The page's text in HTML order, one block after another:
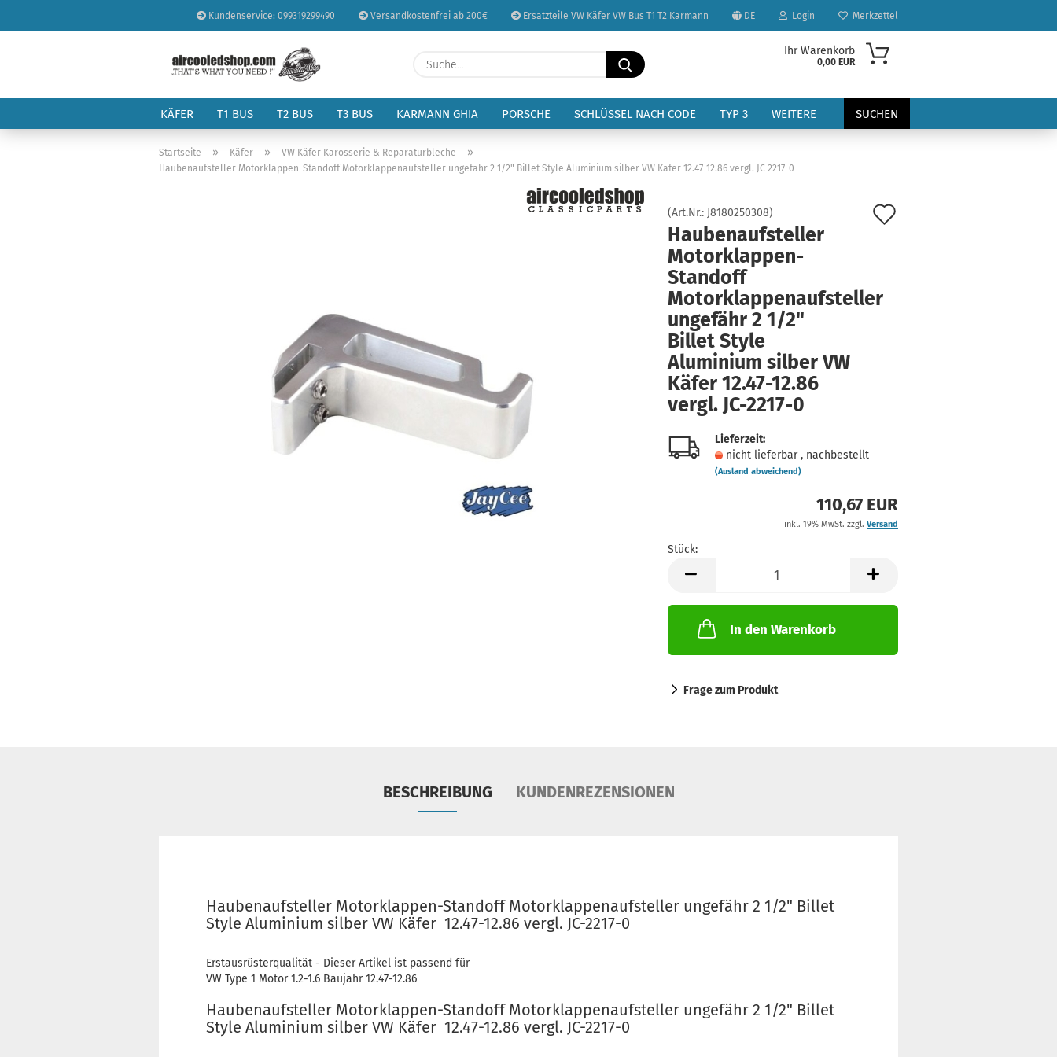
Kundenservice: 099319299490 Versandkostenfrei ab 200€ Ersatzteile VW Käfer VW Bus T1 T2 Karmann DE
Sprache auswählen
Lieferland
Login
Konto erstellen
Passwort vergessen?
Merkzettel
Suche...
Ihr Warenkorb
0,00 EUR
KÄFER T1 BUS T2 BUS T3 BUS KARMANN GHIA PORSCHE SCHLÜSSEL NACH CODE TYP 3 SUCHEN
WEITERE
Startseite » Käfer » VW Käfer Karosserie & Reparaturbleche »
Haubenaufsteller Motorklappen-Standoff Motorklappenaufsteller ungefähr 2 1/2" Billet Style Aluminium silber VW Käfer 12.47-12.86 vergl. JC-2217-0
(Art.Nr.: J8180250308)
Haubenaufsteller
Motorklappen-
Standoff
Motorklappenaufsteller
ungefähr 2 1/2"
Billet Style
Aluminium silber VW
Käfer 12.47-12.86
vergl. JC-2217-0
Lieferzeit:
nicht lieferbar , nachbestellt
(Ausland abweichend)
110,67 EUR
inkl. 19% MwSt. zzgl. Versand
Stück:
Stück
In den Warenkorb
Frage zum Produkt
BESCHREIBUNG KUNDENREZENSIONEN
Haubenaufsteller Motorklappen-Standoff Motorklappenaufsteller ungefähr 2 1/2" Billet
Style Aluminium silber VW Käfer 12.47-12.86 vergl. JC-2217-0
Erstausrüsterqualität - Dieser Artikel ist passend für
VW Type 1 Motor 1.2-1.6 Baujahr 12.47-12.86
Haubenaufsteller Motorklappen-Standoff Motorklappenaufsteller ungefähr 2 1/2" Billet
Style Aluminium silber VW Käfer 12.47-12.86 vergl. JC-2217-0